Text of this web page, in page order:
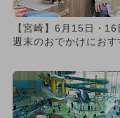
【宮崎】6月15日・16
週末のおでかけにおす